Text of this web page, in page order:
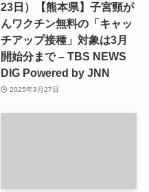
23日）【熊本県】子宮頸が
んワクチン無料の「キャッ
チアップ接種」対象は3月
開始分まで – TBS NEWS
DIG Powered by JNN
2025年3月27日